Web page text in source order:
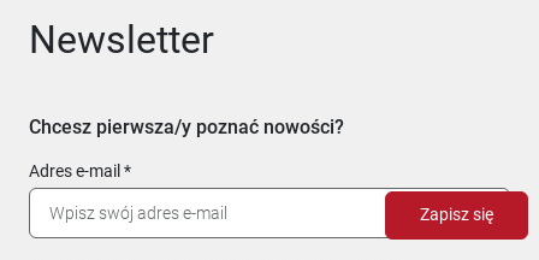
Newsletter
Chcesz pierwsza/y poznać nowości?
Adres e-mail
Zapisz się